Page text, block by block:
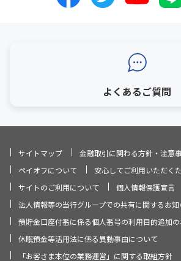
よくあるご質問
サイトマップ
金融取引に関わる方針・注意
ペイオフについて
安心してご利用いただく
サイトのご利用について
個人情報保護宣言
法人情報等の当行グループでの共有に関するお
預貯金口座付番に係る個人番号の利用目的追加
休眠預金等活用法に係る異動事由について
「お客さま本位の業務運営」に関する取組方針